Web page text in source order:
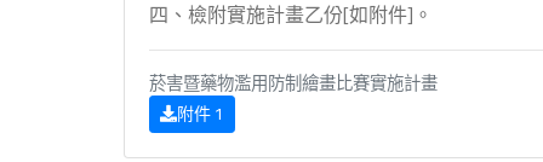
四、檢附實施計畫乙份[如附件]。
菸害暨藥物濫用防制繪畫比賽實施計畫
附件 1